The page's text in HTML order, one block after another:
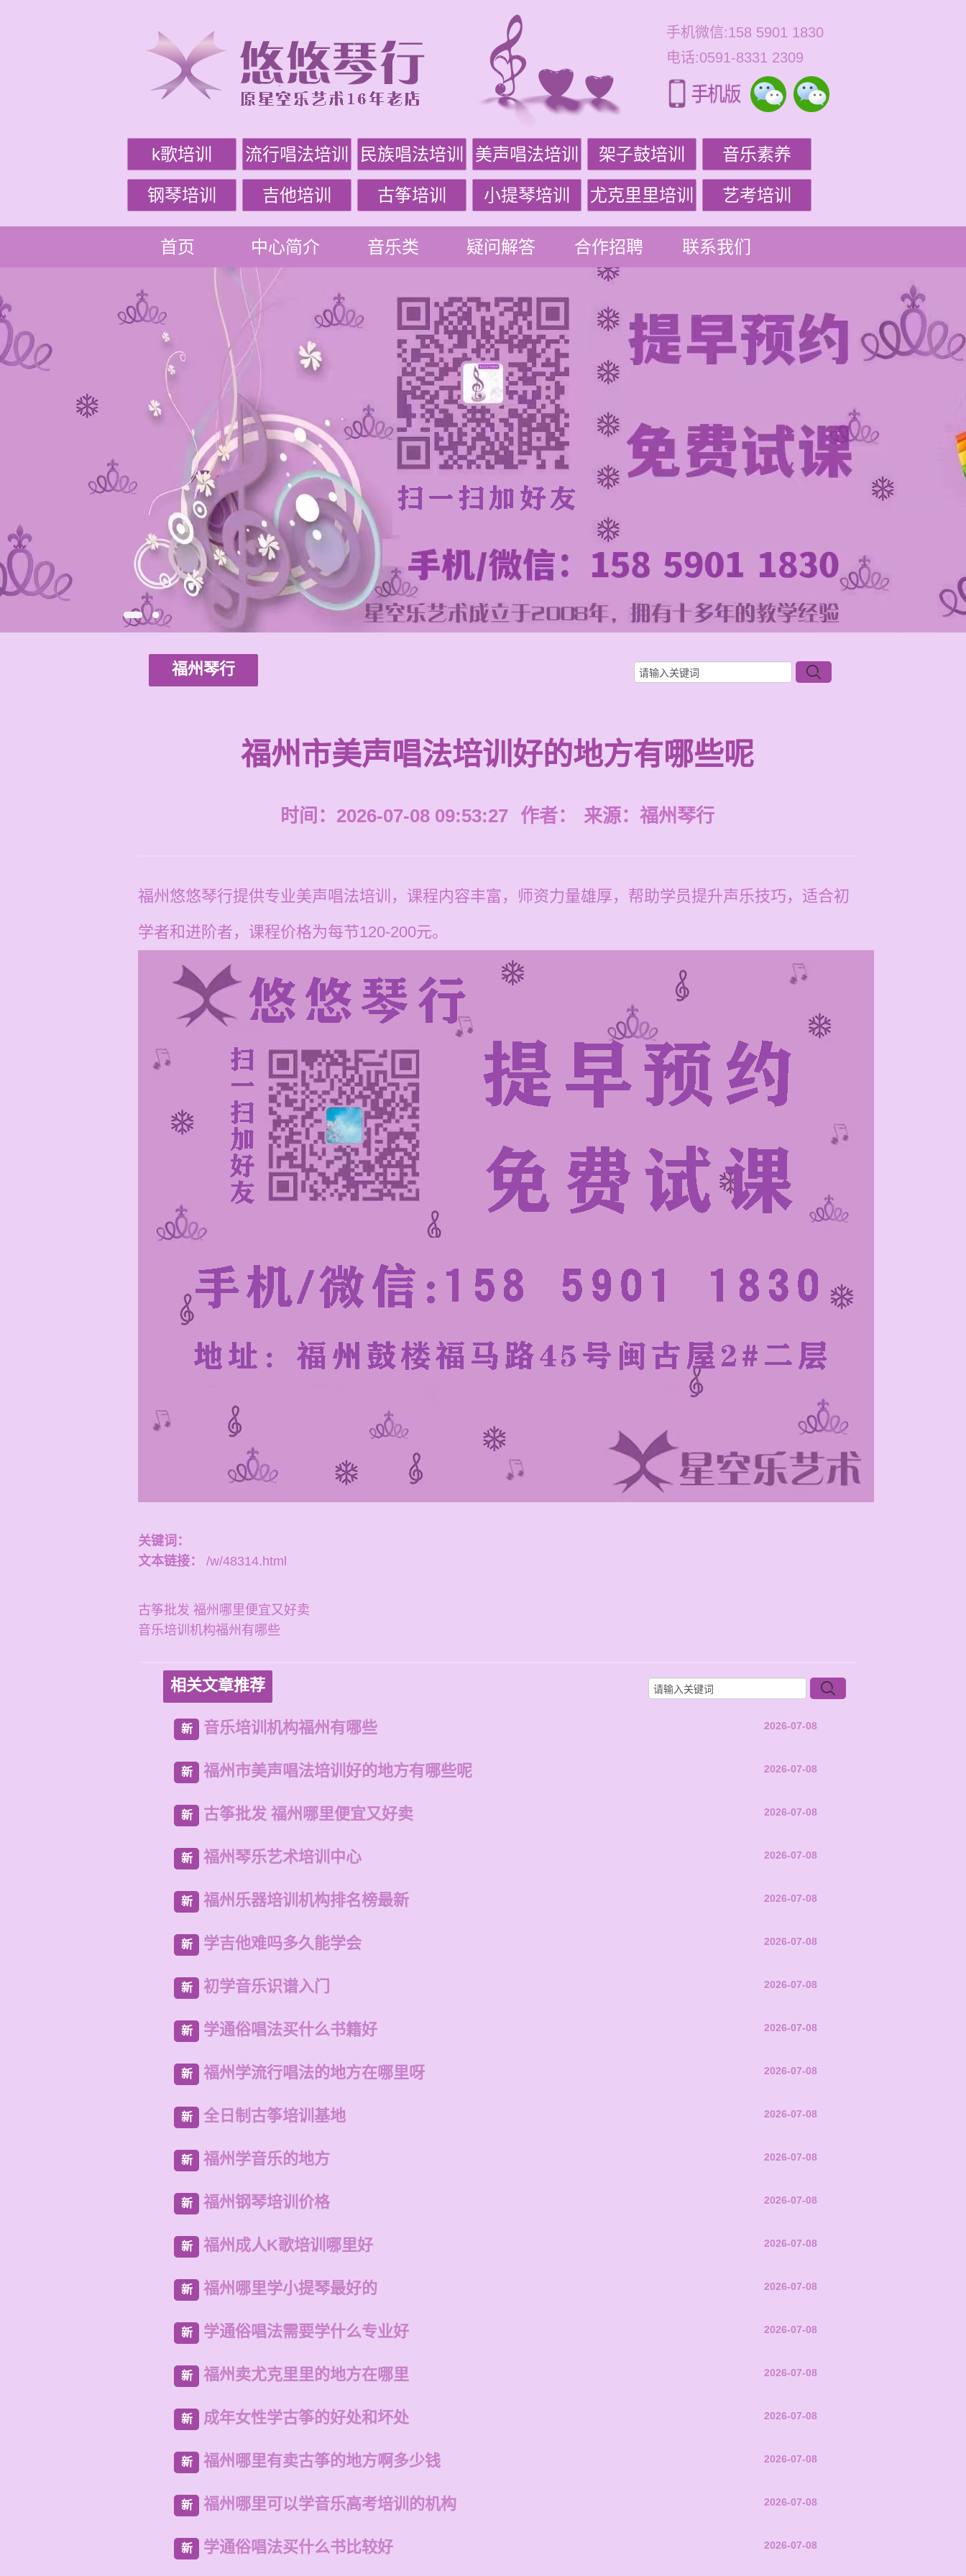
手机微信:158 5901 1830
电话:0591-8331 2309
k歌培训 流行唱法培训 民族唱法培训 美声唱法培训 架子鼓培训 音乐素养
钢琴培训 吉他培训 古筝培训 小提琴培训 尤克里里培训 艺考培训
首页 中心简介 音乐类 疑问解答 合作招聘 联系我们
福州琴行
福州市美声唱法培训好的地方有哪些呢
时间：2026-07-08 09:53:27 作者： 来源： 福州琴行
福州悠悠琴行提供专业美声唱法培训，课程内容丰富，师资力量雄厚，帮助学员提升声乐技巧，适合初
学者和进阶者，课程价格为每节120-200元。
关键词：
文本链接：
/w/48314.html
古筝批发 福州哪里便宜又好卖
音乐培训机构福州有哪些
相关文章推荐
新 音乐培训机构福州有哪些 2026-07-08
新 福州市美声唱法培训好的地方有哪些呢 2026-07-08
新 古筝批发 福州哪里便宜又好卖 2026-07-08
新 福州琴乐艺术培训中心 2026-07-08
新 福州乐器培训机构排名榜最新 2026-07-08
新 学吉他难吗多久能学会 2026-07-08
新 初学音乐识谱入门 2026-07-08
新 学通俗唱法买什么书籍好 2026-07-08
新 福州学流行唱法的地方在哪里呀 2026-07-08
新 全日制古筝培训基地 2026-07-08
新 福州学音乐的地方 2026-07-08
新 福州钢琴培训价格 2026-07-08
新 福州成人K歌培训哪里好 2026-07-08
新 福州哪里学小提琴最好的 2026-07-08
新 学通俗唱法需要学什么专业好 2026-07-08
新 福州卖尤克里里的地方在哪里 2026-07-08
新 成年女性学古筝的好处和坏处 2026-07-08
新 福州哪里有卖古筝的地方啊多少钱 2026-07-08
新 福州哪里可以学音乐高考培训的机构 2026-07-08
新 学通俗唱法买什么书比较好 2026-07-08